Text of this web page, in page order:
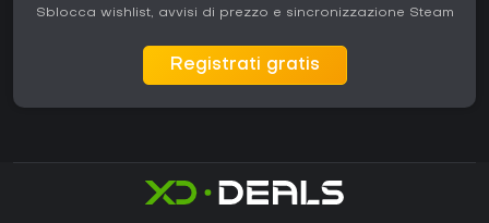
Sblocca wishlist, avvisi di prezzo e sincronizzazione Steam
Registrati gratis